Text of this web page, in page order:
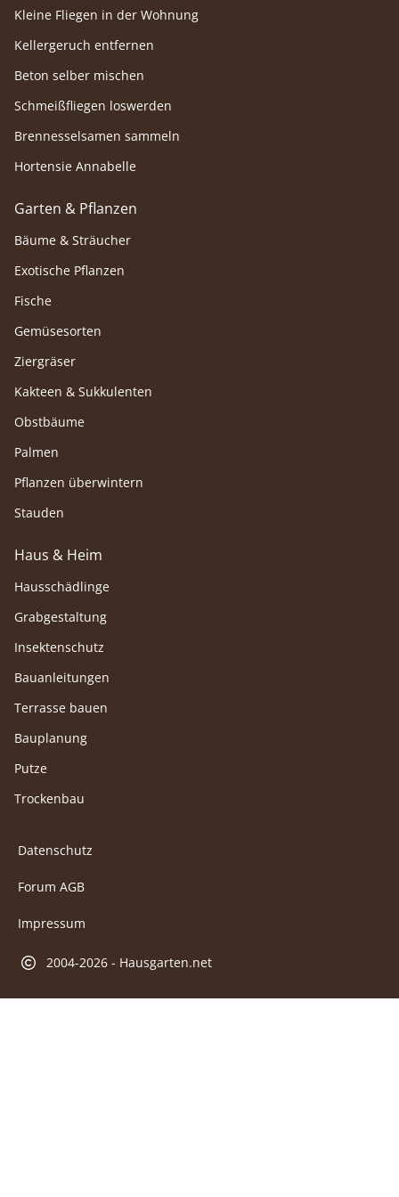
Kleine Fliegen in der Wohnung
Kellergeruch entfernen
Beton selber mischen
Schmeißfliegen loswerden
Brennesselsamen sammeln
Hortensie Annabelle
Garten & Pflanzen
Bäume & Sträucher
Exotische Pflanzen
Fische
Gemüsesorten
Ziergräser
Kakteen & Sukkulenten
Obstbäume
Palmen
Pflanzen überwintern
Stauden
Haus & Heim
Hausschädlinge
Grabgestaltung
Insektenschutz
Bauanleitungen
Terrasse bauen
Bauplanung
Putze
Trockenbau
Datenschutz
Forum AGB
Impressum
2004-2026 - Hausgarten.net